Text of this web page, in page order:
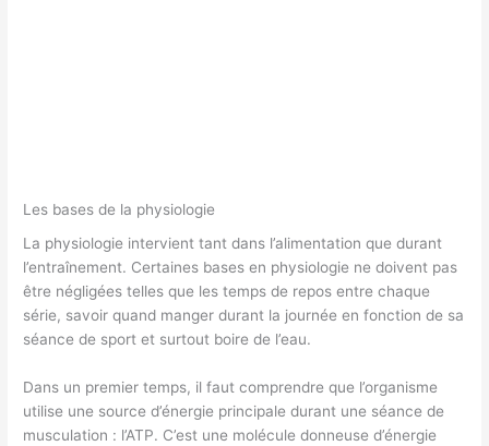
Les bases de la physiologie
La physiologie intervient tant dans l’alimentation que durant
l’entraînement. Certaines bases en physiologie ne doivent pas
être négligées telles que les temps de repos entre chaque
série, savoir quand manger durant la journée en fonction de sa
séance de sport et surtout boire de l’eau.
Dans un premier temps, il faut comprendre que l’organisme
utilise une source d’énergie principale durant une séance de
musculation : l’ATP. C’est une molécule donneuse d’énergie